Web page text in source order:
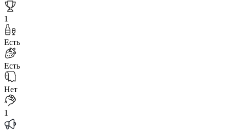
1
Есть
Есть
Нет
1